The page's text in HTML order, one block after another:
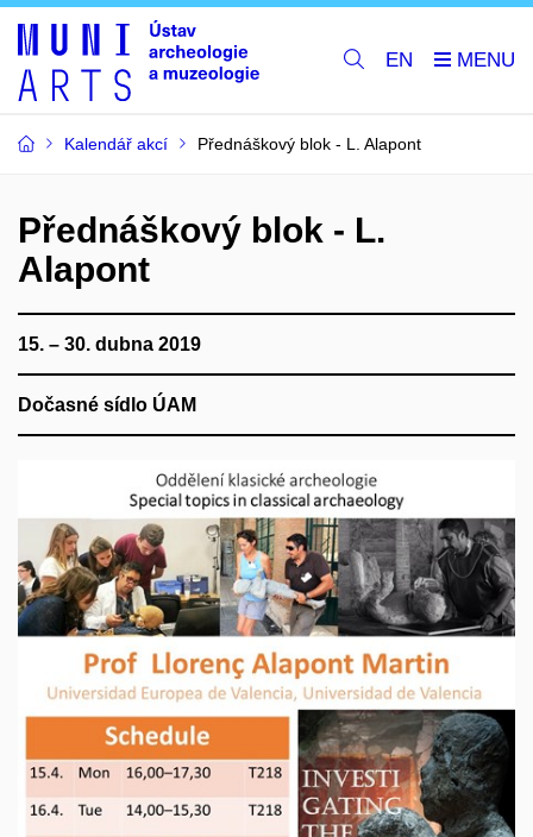
EN
Kalendář akcí Přednáškový blok - L. Alapont
Přednáškový blok - L.
Alapont
15. – 30. dubna 2019
Dočasné sídlo ÚAM